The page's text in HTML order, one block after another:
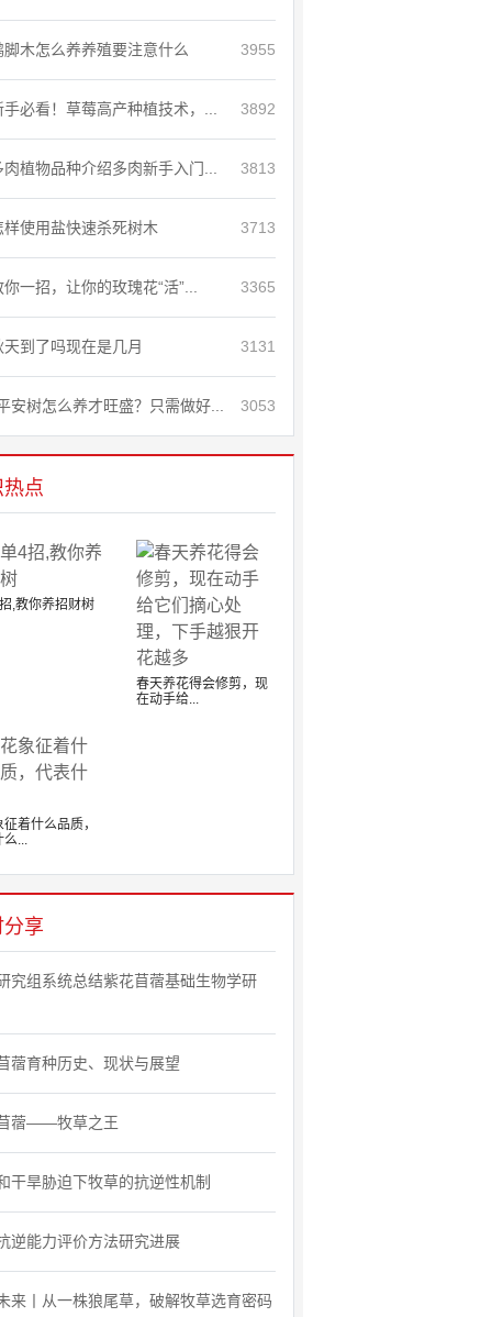
脚木怎么养养殖要注意什么 3955
手必看！草莓高产种植技术，... 3892
肉植物品种介绍多肉新手入门... 3813
样使用盐快速杀死树木 3713
你一招，让你的玫瑰花“活”... 3365
天到了吗现在是几月 3131
安树怎么养才旺盛？只需做好... 3053
点
,教你养招财树
春天养花得会修剪，现
在动手给...
着什么品质，
么...
享
究组系统总结紫花苜蓿基础生物学研
蓿育种历史、现状与展望
蓿——牧草之王
干旱胁迫下牧草的抗逆性机制
逆能力评价方法研究进展
来丨从一株狼尾草，破解牧草选育密码